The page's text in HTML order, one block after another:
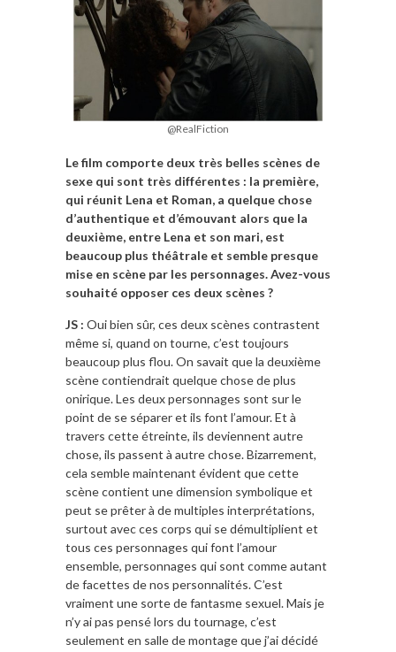
@RealFiction
Le film comporte deux très belles scènes de
sexe qui sont très différentes : la première,
qui réunit Lena et Roman, a quelque chose
d’authentique et d’émouvant alors que la
deuxième, entre Lena et son mari, est
beaucoup plus théâtrale et semble presque
mise en scène par les personnages. Avez-vous
souhaité opposer ces deux scènes ?
JS : Oui bien sûr, ces deux scènes contrastent
même si, quand on tourne, c’est toujours
beaucoup plus flou. On savait que la deuxième
scène contiendrait quelque chose de plus
onirique. Les deux personnages sont sur le
point de se séparer et ils font l’amour. Et à
travers cette étreinte, ils deviennent autre
chose, ils passent à autre chose. Bizarrement,
cela semble maintenant évident que cette
scène contient une dimension symbolique et
peut se prêter à de multiples interprétations,
surtout avec ces corps qui se démultiplient et
tous ces personnages qui font l’amour
ensemble, personnages qui sont comme autant
de facettes de nos personnalités. C’est
vraiment une sorte de fantasme sexuel. Mais je
n’y ai pas pensé lors du tournage, c’est
seulement en salle de montage que j’ai décidé